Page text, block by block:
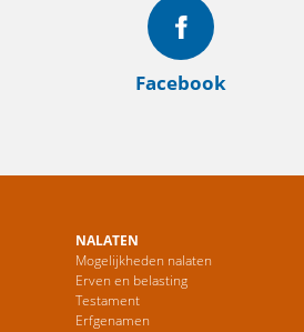
Facebook
NALATEN
Mogelijkheden nalaten
Erven en belasting
Testament
Erfgenamen